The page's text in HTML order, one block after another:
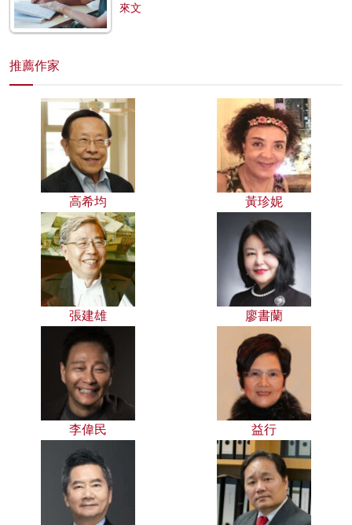
來文
推薦作家
高希均 黃珍妮
張建雄 廖書蘭
李偉民 益行